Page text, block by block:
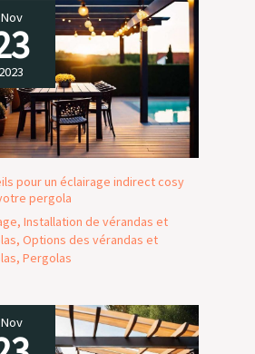
Nov
2023
pour un éclairage indirect cosy
pergola
, Installation de vérandas et
, Options des vérandas et
, Pergolas
Nov